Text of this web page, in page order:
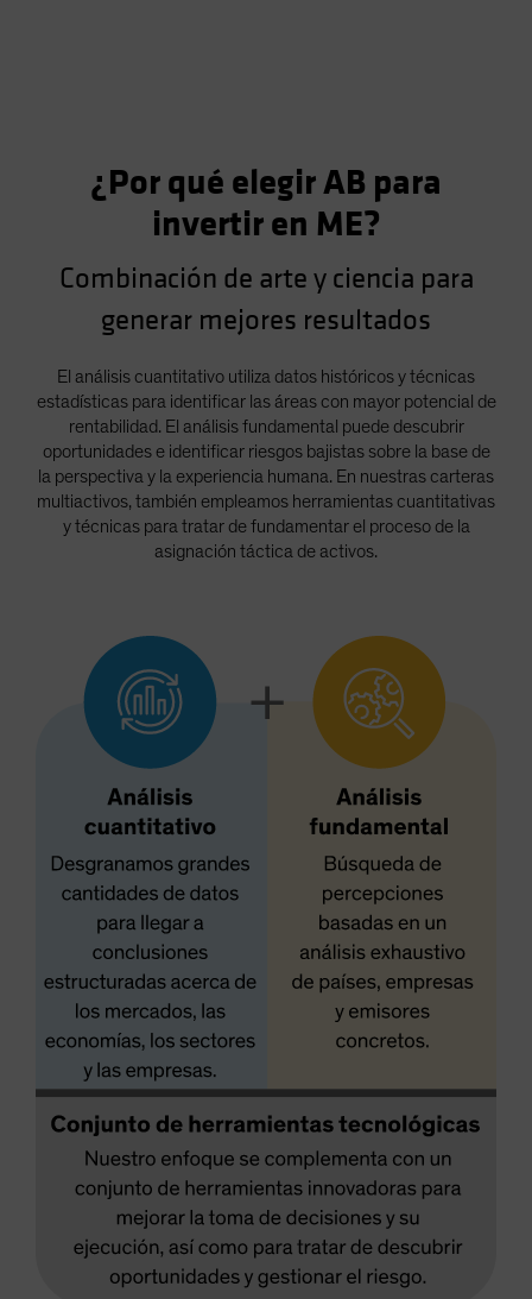
¿Por qué elegir AB para
invertir en ME?
Combinación de arte y ciencia para
generar mejores resultados
El análisis cuantitativo utiliza datos históricos y técnicas
estadísticas para identificar las áreas con mayor potencial de
rentabilidad. El análisis fundamental puede descubrir
oportunidades e identificar riesgos bajistas sobre la base de
la perspectiva y la experiencia humana. En nuestras carteras
multiactivos, también empleamos herramientas cuantitativas
y técnicas para tratar de fundamentar el proceso de la
asignación táctica de activos.